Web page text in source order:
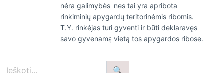
nėra galimybės, nes tai yra apribota
rinkiminių apygardų teritorinėmis ribomis.
T.Y. rinkėjas turi gyventi ir būti deklaravęs
savo gyvenamą vietą tos apygardos ribose.